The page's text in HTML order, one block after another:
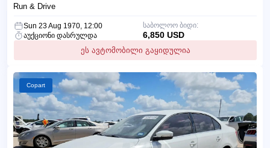
Run & Drive
Sun 23 Aug 1970, 12:00
აუქციონი დასრულდა
ეს ავტომობილი გაყიდულია
საბოლოო ბიდი:
6,850 USD
Copart